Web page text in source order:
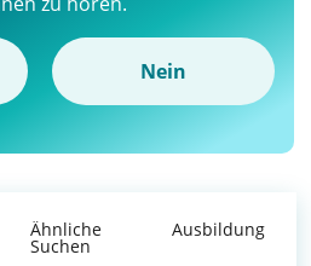
Nein
Ähnliche
Suchen
Ausbildung